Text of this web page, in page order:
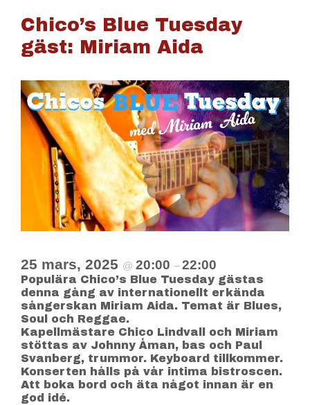
Chico’s Blue Tuesday
gäst: Miriam Aida
25 mars, 2025 @ 20:00 – 22:00
Populära Chico’s Blue Tuesday gästas
denna gång av internationellt erkända
sångerskan Miriam Aida. Temat är Blues,
Soul och Reggae.
Kapellmästare Chico Lindvall och Miriam
stöttas av Johnny Åman, bas och Paul
Svanberg, trummor. Keyboard tillkommer.
Konserten hålls på vår intima bistroscen.
Att boka bord och äta något innan är en
god idé.